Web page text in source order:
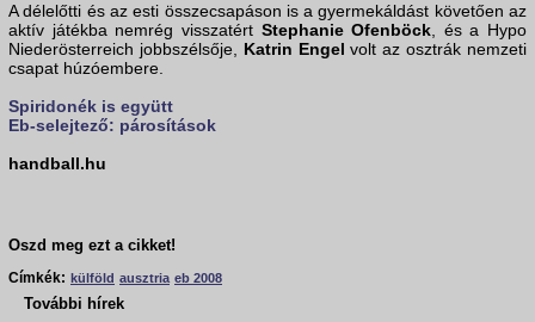
A délelőtti és az esti összecsapáson is a gyermekáldást követően az
aktív játékba nemrég visszatért Stephanie Ofenböck , és a Hypo
Niederösterreich jobbszélsője, Katrin Engel volt az osztrák nemzeti
csapat húzóembere.
Spiridonék is együtt
Eb-selejtező: párosítások
handball.hu
Oszd meg ezt a cikket!
Címkék: külföld ausztria eb 2008
További hírek